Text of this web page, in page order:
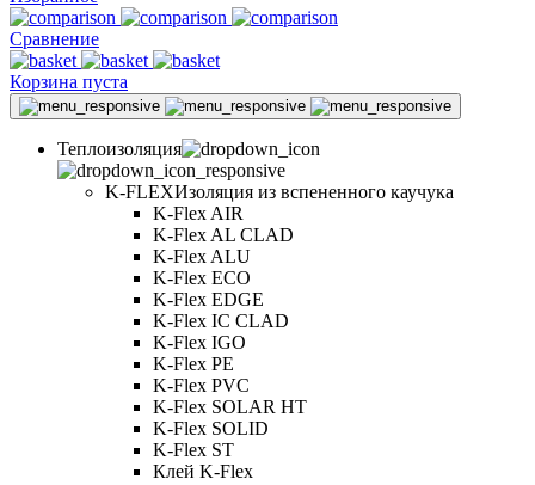
Сравнение
Корзина пуста
Теплоизоляция
K-FLEXИзоляция из вспененного каучука
K-Flex AIR
K-Flex AL CLAD
K-Flex ALU
K-Flex ECO
K-Flex EDGE
K-Flex IC CLAD
K-Flex IGO
K-Flex PE
K-Flex PVC
K-Flex SOLAR HT
K-Flex SOLID
K-Flex ST
Клей K-Flex